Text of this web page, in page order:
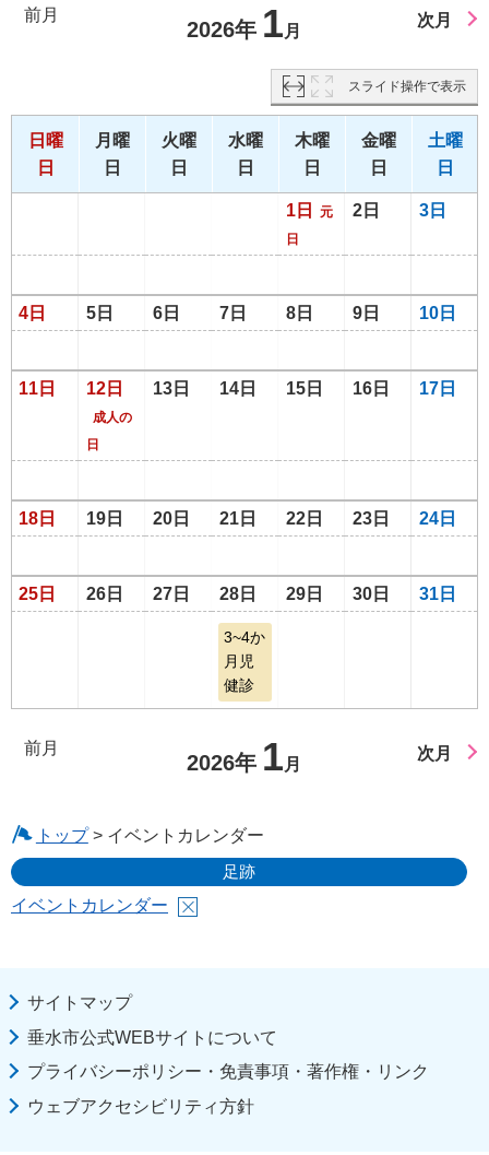
前月
2026年 1 月
次月
スライド操作で表示
日曜
日
月曜
日
火曜
日
水曜
日
木曜
日
金曜
日
土曜
日
1日
元
日
2日 3日
4日 5日 6日 7日 8日 9日 10日
11日 12日
成人の
日
13日 14日 15日 16日 17日
18日 19日 20日 21日 22日 23日 24日
25日 26日 27日 28日 29日 30日 31日
3~4か
月児
健診
前月
2026年 1 月
次月
トップ> イベントカレンダー
足跡
イベントカレンダー
サイトマップ
垂水市公式WEBサイトについて
プライバシーポリシー・免責事項・著作権・リンク
ウェブアクセシビリティ方針